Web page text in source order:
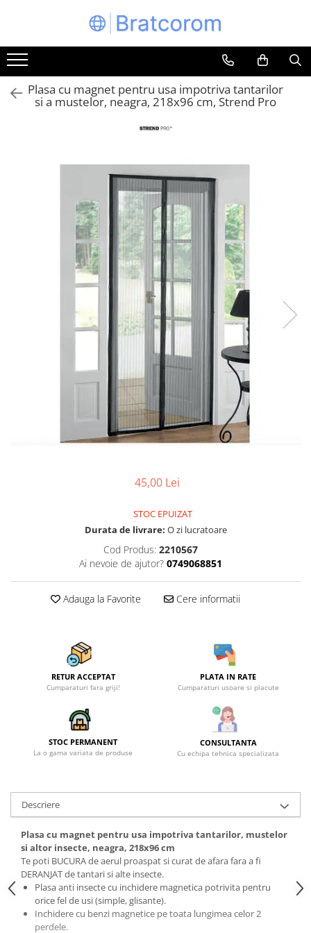
Toate Produsele
Articole animale
Adapatoare animale
Produse igiena externa animale
Bucatarii de vara Tuozi
Articole ambalare
Articole bucatarie
Articole mobila
Articole organizare
Articole Sportive
Electronice si electrocasnice
Constructii
Accesorii polizare si slefuire
Accesorii vopsire si tencuire
Benzi
Materiale electrice
Sarma constructii
Sfoara si franghii
Suruburi, dibluri si accesorii
prindere
Aplice si plafoniere
Lustre si pendule
Spoturi
Accesorii corpuri de iluminat
Lampi de veghe copii
Proiectoare
Veioze si lampi
Plasa cu magnet pentru usa impotriva tantarilor
si a mustelor, neagra, 218x96 cm, Strend Pro
45,00 Lei
STOC EPUIZAT
Durata de livrare: O zi lucratoare
Cod Produs: 2210567
Ai nevoie de ajutor? 0749068851
Adauga la Favorite Cere informatii
RETUR ACCEPTAT
Cumparaturi fara griji!
PLATA IN RATE
Cumparaturi usoare si placute
STOC PERMANENT
La o gama variata de produse
CONSULTANTA
Cu echipa tehnica specializata
Descriere
Plasa cu magnet pentru usa impotriva tantarilor, mustelor
si altor insecte, neagra, 218x96 cm
Te poti BUCURA de aerul proaspat si curat de afara fara a fi
DERANJAT de tantari si alte insecte.
Plasa anti insecte cu inchidere magnetica potrivita pentru
orice fel de usi (simple, glisante).
Inchidere cu benzi magnetice pe toata lungimea celor 2
perdele.